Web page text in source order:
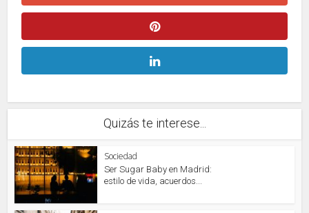
Quizás te interese...
Sociedad
Ser Sugar Baby en Madrid:
estilo de vida, acuerdos...